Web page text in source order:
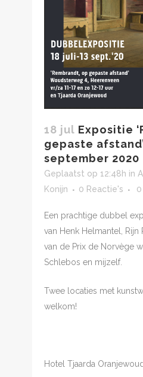
18 jul Expositie
gepaste
september 2020
Geplaatst op 12:48h in
Konijn
0 Reactie's 0
Een prachtige dubbel
van Henk Helmantel, Rijn
van de Prix de Norvège
Schlebos en mijzelf.
Twee locaties met
welkom!
Hotel Tjaarda Oranjewoud